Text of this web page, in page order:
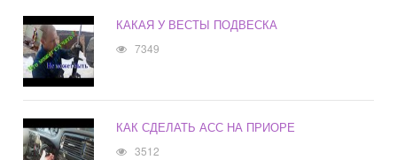
КАКАЯ У ВЕСТЫ ПОДВЕСКА
7349
КАК СДЕЛАТЬ АСС НА ПРИОРЕ
3512